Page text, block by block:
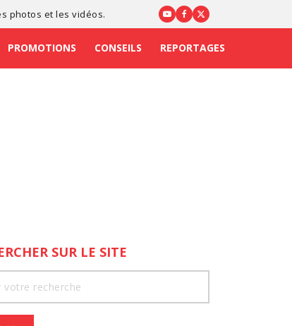
photos et les vidéos.
PROMOTIONS CONSEILS REPORTAGES
SUR LE SITE